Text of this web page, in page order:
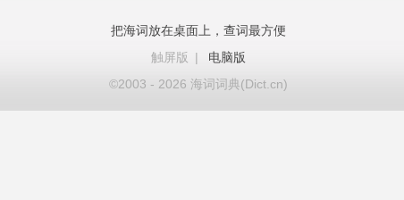
把海词放在桌面上，查词最方便
触屏版
|
电脑版
©2003 - 2026 海词词典(Dict.cn)